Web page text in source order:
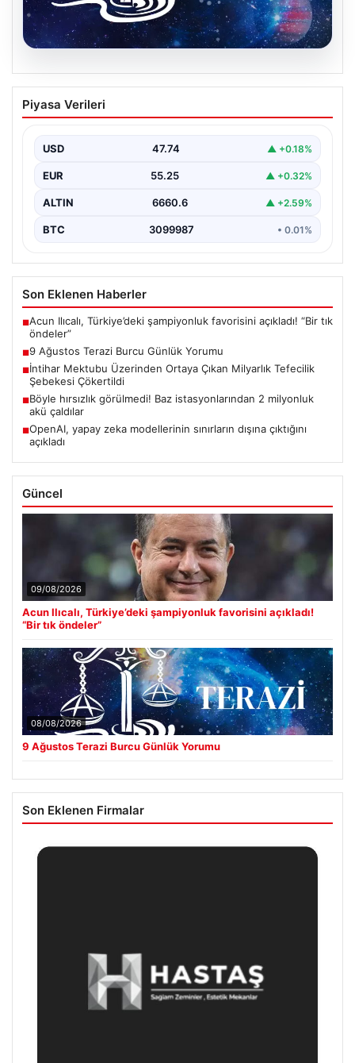
08.08.2026
9 Ağustos Terazi Burcu Günlük Yorumu
Bugün Terazi burcu insanları için ikili ilişkilerde iletişimin
Piyasa Verileri
USD 47.74 ▲ +0.18%
EUR 55.25 ▲ +0.32%
ALTIN 6660.6 ▲ +2.59%
BTC 3099987 • 0.01%
Son Eklenen Haberler
■Acun Ilıcalı, Türkiye’deki şampiyonluk favorisini açıkladı! “Bir tık
öndeler”
■9 Ağustos Terazi Burcu Günlük Yorumu
■İntihar Mektubu Üzerinden Ortaya Çıkan Milyarlık Tefecilik
Şebekesi Çökertildi
■Böyle hırsızlık görülmedi! Baz istasyonlarından 2 milyonluk
akü çaldılar
■OpenAI, yapay zeka modellerinin sınırların dışına çıktığını
açıkladı
Güncel
09/08/2026
Acun Ilıcalı, Türkiye’deki şampiyonluk favorisini açıkladı!
“Bir tık öndeler”
08/08/2026
9 Ağustos Terazi Burcu Günlük Yorumu
Son Eklenen Firmalar